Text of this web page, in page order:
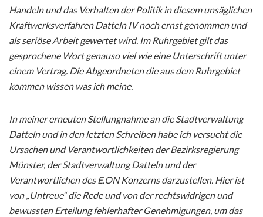
Handeln und das Verhalten der Politik in diesem unsäglichen
Kraftwerksverfahren Datteln IV noch ernst genommen und
als seriöse Arbeit gewertet wird. Im Ruhrgebiet gilt das
gesprochene Wort genauso viel wie eine Unterschrift unter
einem Vertrag. Die Abgeordneten die aus dem Ruhrgebiet
kommen wissen was ich meine.
In meiner erneuten Stellungnahme an die Stadtverwaltung
Datteln und in den letzten Schreiben habe ich versucht die
Ursachen und Verantwortlichkeiten der Bezirksregierung
Münster, der Stadtverwaltung Datteln und der
Verantwortlichen des E.ON Konzerns darzustellen. Hier ist
von „Untreue“ die Rede und von der rechtswidrigen und
bewussten Erteilung fehlerhafter Genehmigungen, um das